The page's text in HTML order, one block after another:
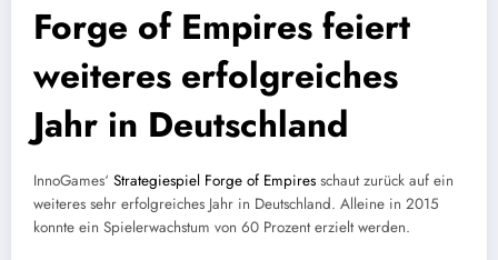
Forge of Empires feiert
weiteres erfolgreiches
Jahr in Deutschland
InnoGames‘ Strategiespiel Forge of Empires schaut zurück auf ein
weiteres sehr erfolgreiches Jahr in Deutschland. Alleine in 2015
konnte ein Spielerwachstum von 60 Prozent erzielt werden.